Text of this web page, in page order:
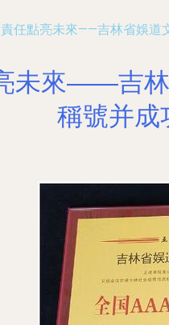
任點亮未來——吉林省娛道
未來——吉
稱號并成